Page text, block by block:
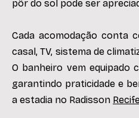
pôr do sol pode ser
Cada acomodação conta
casal, TV, sistema de
O banheiro vem equipado
garantindo praticidade e
a estadia no Radisson